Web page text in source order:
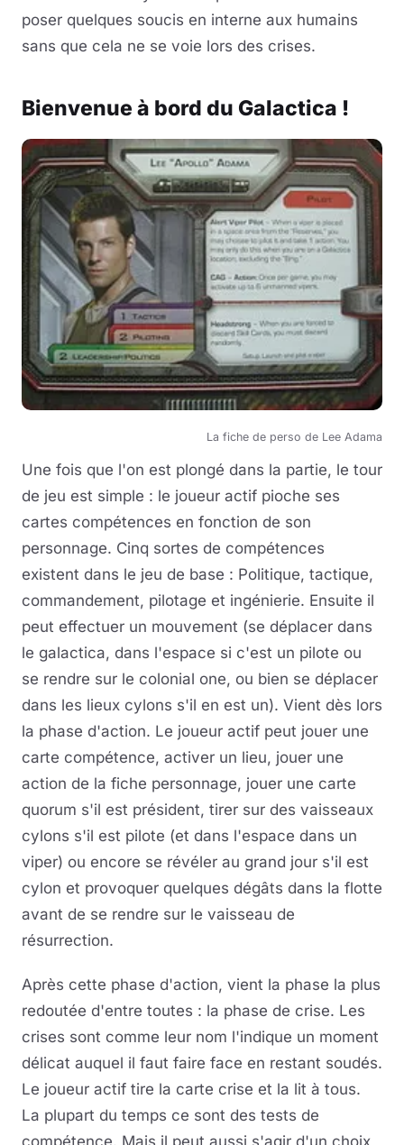
poser quelques soucis en interne aux humains
sans que cela ne se voie lors des crises.
Bienvenue à bord du Galactica !
La fiche de perso de Lee Adama
Une fois que l'on est plongé dans la partie, le tour
de jeu est simple : le joueur actif pioche ses
cartes compétences en fonction de son
personnage. Cinq sortes de compétences
existent dans le jeu de base : Politique, tactique,
commandement, pilotage et ingénierie. Ensuite il
peut effectuer un mouvement (se déplacer dans
le galactica, dans l'espace si c'est un pilote ou
se rendre sur le colonial one, ou bien se déplacer
dans les lieux cylons s'il en est un). Vient dès lors
la phase d'action. Le joueur actif peut jouer une
carte compétence, activer un lieu, jouer une
action de la fiche personnage, jouer une carte
quorum s'il est président, tirer sur des vaisseaux
cylons s'il est pilote (et dans l'espace dans un
viper) ou encore se révéler au grand jour s'il est
cylon et provoquer quelques dégâts dans la flotte
avant de se rendre sur le vaisseau de
résurrection.
Après cette phase d'action, vient la phase la plus
redoutée d'entre toutes : la phase de crise. Les
crises sont comme leur nom l'indique un moment
délicat auquel il faut faire face en restant soudés.
Le joueur actif tire la carte crise et la lit à tous.
La plupart du temps ce sont des tests de
compétence. Mais il peut aussi s'agir d'un choix